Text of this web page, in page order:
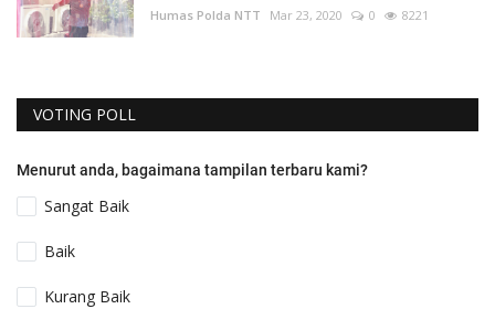
Humas Polda NTT Mar 23, 2020 0 8221
VOTING POLL
Menurut anda, bagaimana tampilan terbaru kami?
Sangat Baik
Baik
Kurang Baik